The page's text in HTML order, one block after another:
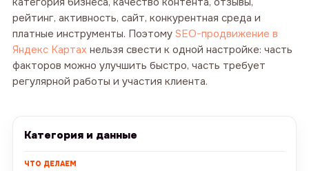
рейтинг, активность, сайт, конкурентная среда и
платные инструменты. Поэтому SEO-продвижение в
Яндекс Картах нельзя свести к одной настройке: часть
факторов можно улучшить быстро, часть требует
регулярной работы и участия клиента.
Категория и данные